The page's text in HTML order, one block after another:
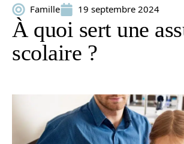
Famille 19 septembre 2024
À quoi sert une
scolaire ?